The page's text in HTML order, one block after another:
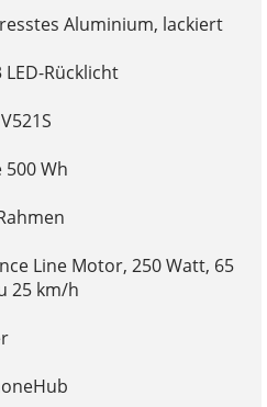
Aluminium, lackiert
Rücklicht
500 Wh
Line Motor, 250 Watt, 65
25 km/h